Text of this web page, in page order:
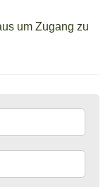
um Zugang zu